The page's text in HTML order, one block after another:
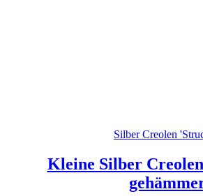
Silber Creolen
Kleine Silber